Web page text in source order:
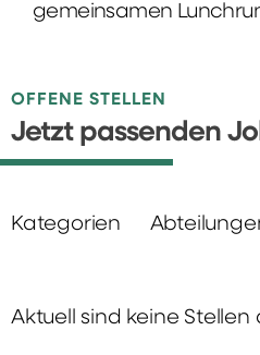
gemeinsamen
OFFENE STELLEN
Jetzt passenden
Kategorien
Aktuell sind keine